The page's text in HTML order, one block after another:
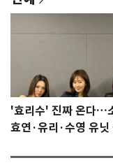
'효리수' 진짜 온다…
효연·유리·수영 유닛